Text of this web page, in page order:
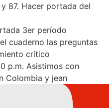
87. Hacer portada del
3er período
cuaderno las preguntas
crítico
p.m. Asistimos con
Colombia y jean